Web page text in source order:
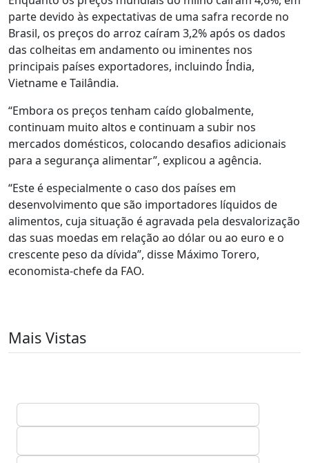
parte devido às expectativas de uma safra recorde no
Brasil, os preços do arroz caíram 3,2% após os dados
das colheitas em andamento ou iminentes nos
principais países exportadores, incluindo Índia,
Vietname e Tailândia.
“Embora os preços tenham caído globalmente,
continuam muito altos e continuam a subir nos
mercados domésticos, colocando desafios adicionais
para a segurança alimentar”, explicou a agência.
“Este é especialmente o caso dos países em
desenvolvimento que são importadores líquidos de
alimentos, cuja situação é agravada pela desvalorização
das suas moedas em relação ao dólar ou ao euro e o
crescente peso da dívida”, disse Máximo Torero,
economista-chefe da FAO.
Mais Vistas